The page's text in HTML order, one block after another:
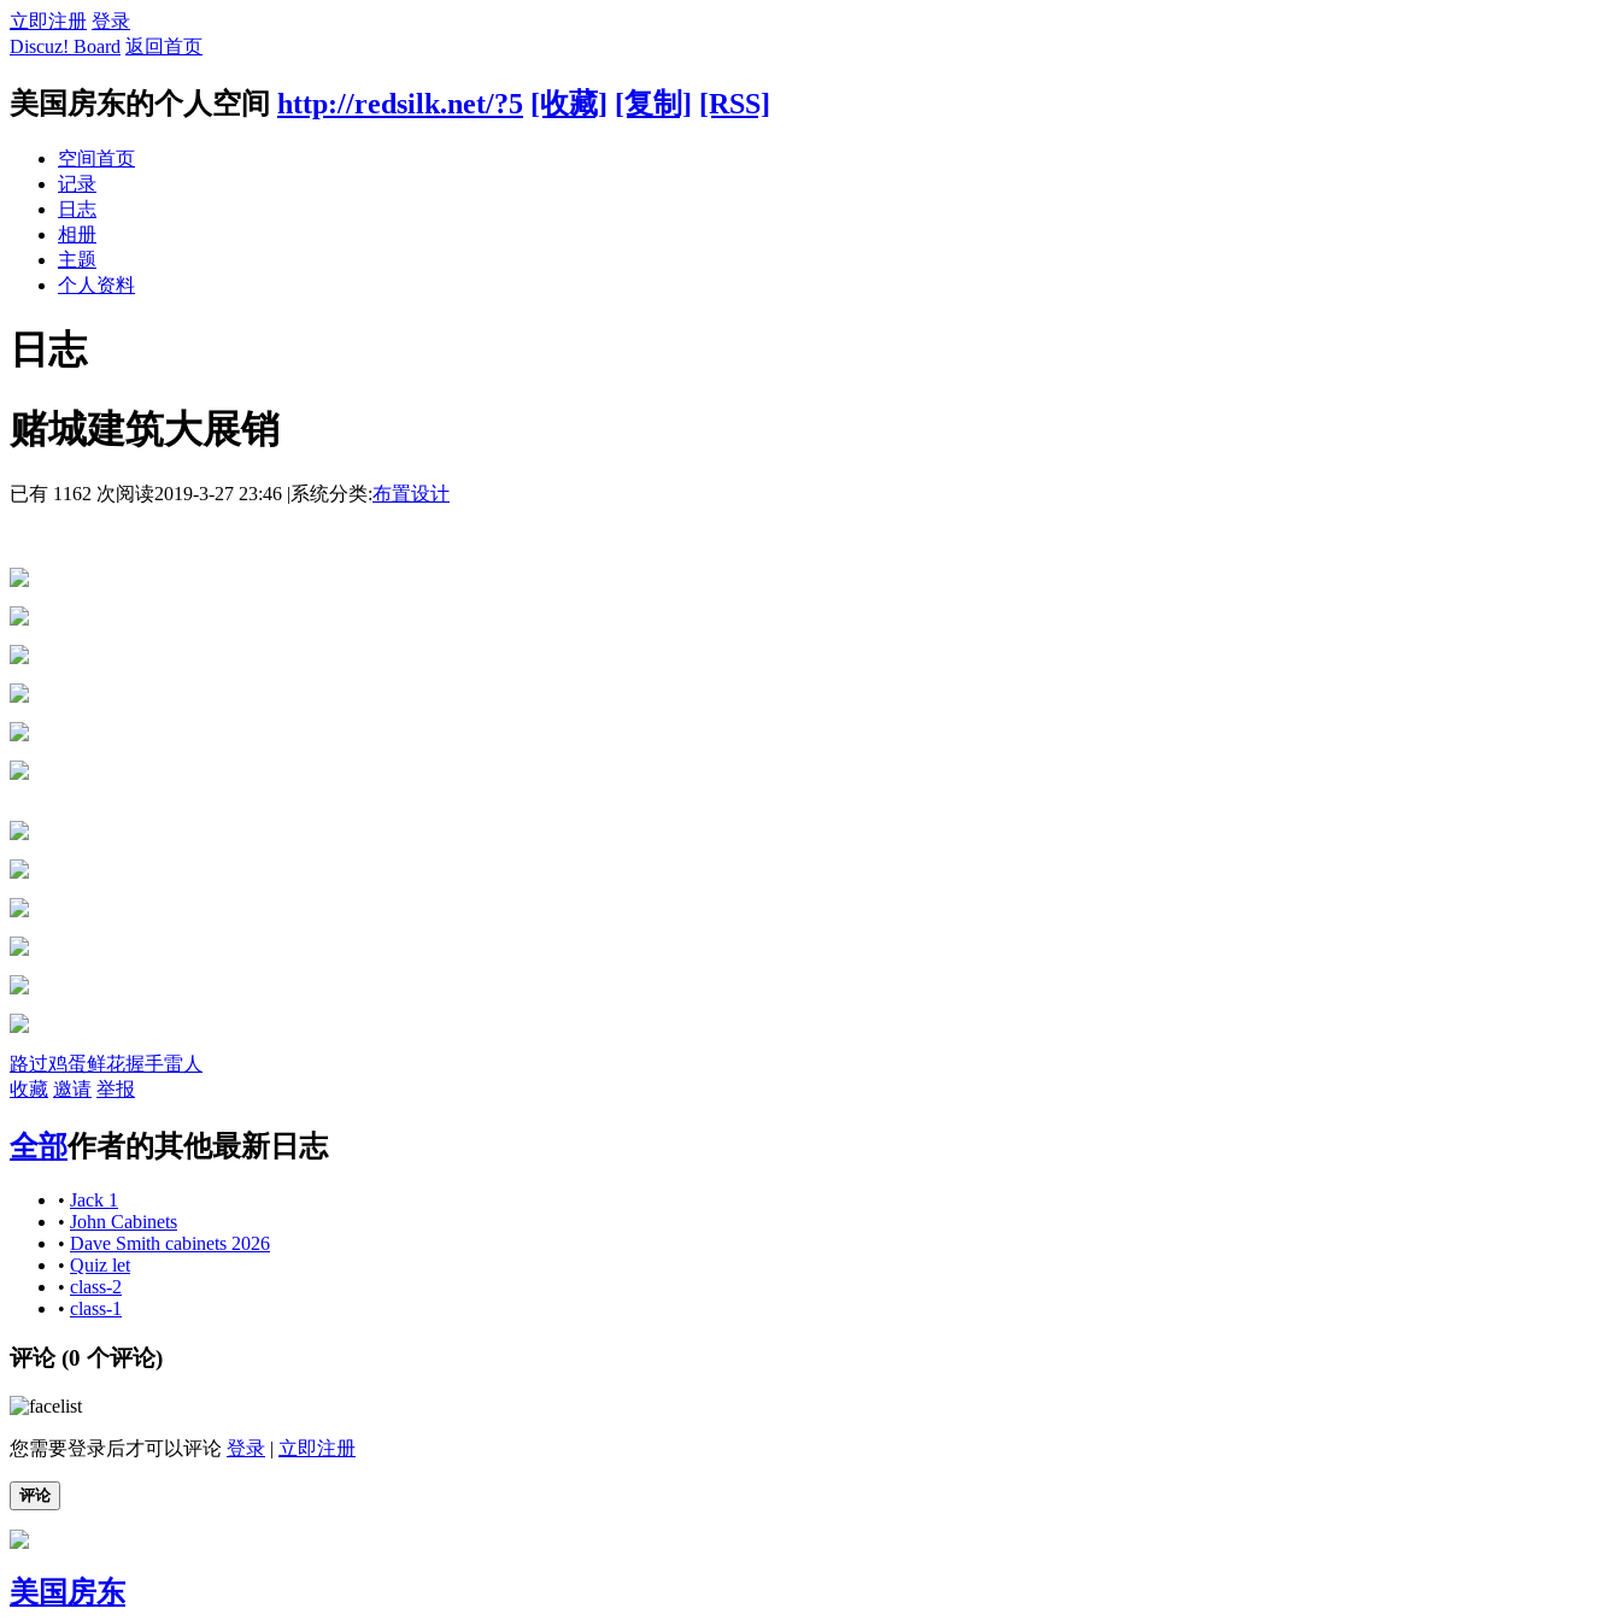
立即注册 登录
Discuz! Board 返回首页
美国房东的个人空间 http://redsilk.net/?5 [收藏] [复制] [RSS]
空间首页
记录
日志
相册
主题
个人资料
日志
赌城建筑大展销
已有 1162 次阅读2019-3-27 23:46 |系统分类:布置设计
路过鸡蛋鲜花握手雷人
收藏 邀请 举报
全部作者的其他最新日志
• Jack 1
• John Cabinets
• Dave Smith cabinets 2026
• Quiz let
• class-2
• class-1
评论 (0 个评论)
您需要登录后才可以评论 登录 | 立即注册
评论
美国房东